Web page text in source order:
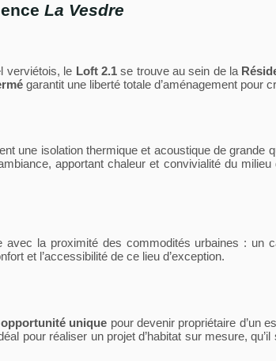
La Vesdre
verviétois, le Loft 2.1se trouve au sein de la
garantit une liberté totale d’aménagement pour
une isolation thermique et acoustique de grande
apportant chaleur et convivialité du
la proximité des commodités urbaines : un
et l’accessibilité de ce lieu d’exception.
opportunité unique pour devenir propriétaire d’un
pour réaliser un projet d’habitat sur mesure,